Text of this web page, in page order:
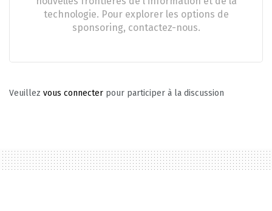
technologie. Pour explorer les options de
sponsoring, contactez-nous.
Veuillez vous connecter pour participer à la discussion